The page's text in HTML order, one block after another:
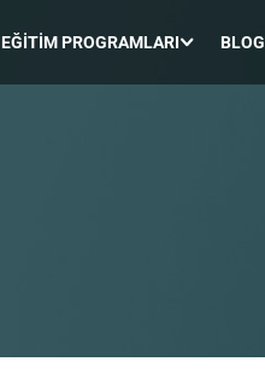
EĞITIM PROGRAMLARI BLOG